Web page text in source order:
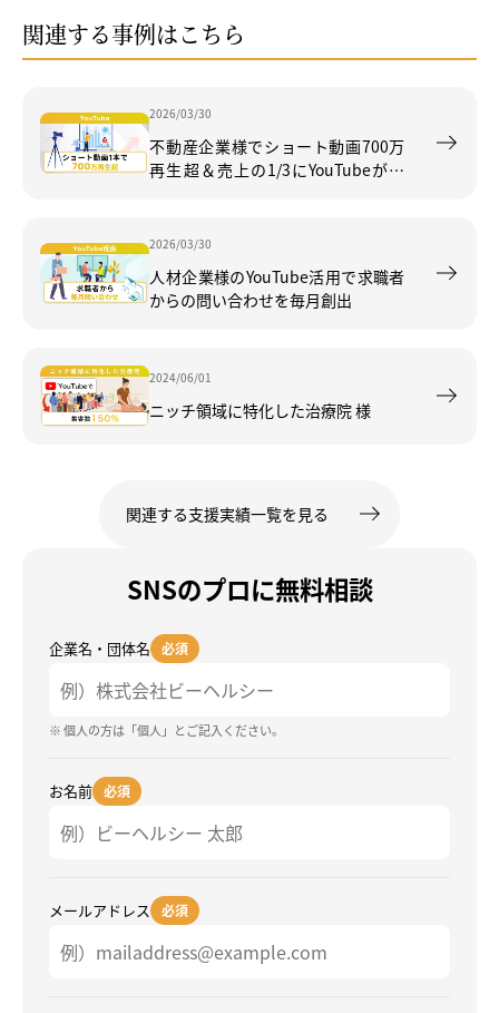
関連する事例はこちら
2026/03/30
不動産企業様でショート動画700万
再生超＆売上の1/3にYouTubeが貢
2026/03/30
人材企業様のYouTube活用で求職者
からの問い合わせを毎月創出
2024/06/01
ニッチ領域に特化した治療院 様
関連する支援実績一覧を見る
SNSのプロに無料相談
企業名・団体名 必須
※ 個人の方は「個人」とご記入ください。
お名前 必須
メールアドレス 必須